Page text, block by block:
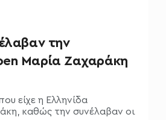
την
Μαρία Ζαχαράκη
είχε η Ελληνίδα
καθώς την συνέλαβαν οι